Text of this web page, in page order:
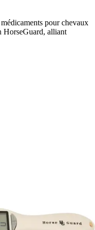
pour chevaux
HorseGuard, alliant